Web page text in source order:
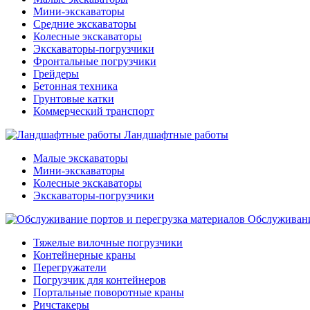
Мини-экскаваторы
Средние экскаваторы
Колесные экскаваторы
Экскаваторы-погрузчики
Фронтальные погрузчики
Грейдеры
Бетонная техника
Грунтовые катки
Коммерческий транспорт
Ландшафтные работы
Малые экскаваторы
Мини-экскаваторы
Колесные экскаваторы
Экскаваторы-погрузчики
Тяжелые вилочные погрузчики
Контейнерные краны
Перегружатели
Погрузчик для контейнеров
Портальные поворотные краны
Ричстакеры